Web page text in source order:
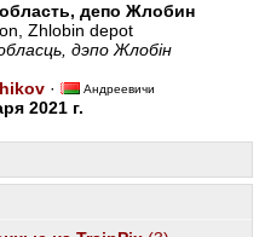
депо Жлобин
Zhlobin depot
дэпо Жлобін
· Андреевичи
2021 г.